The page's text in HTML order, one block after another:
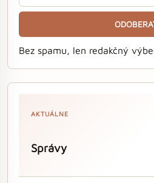
Bez spamu, len redakčný
AKTUÁLNE
Správy